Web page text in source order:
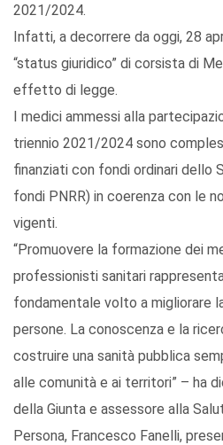
2021/2024.
Infatti, a decorrere da oggi, 28
“status giuridico” di corsista di
effetto di legge.
I medici ammessi alla
triennio 2021/2024 sono
finanziati con fondi ordinari dello
fondi PNRR) in coerenza con le
vigenti.
“Promuovere la formazione dei
professionisti sanitari
fondamentale volto a migliorare
persone. La conoscenza e la
costruire una sanità pubblica
alle comunità e ai territori” – ha
della Giunta e assessore alla
Persona, Francesco Fanelli,